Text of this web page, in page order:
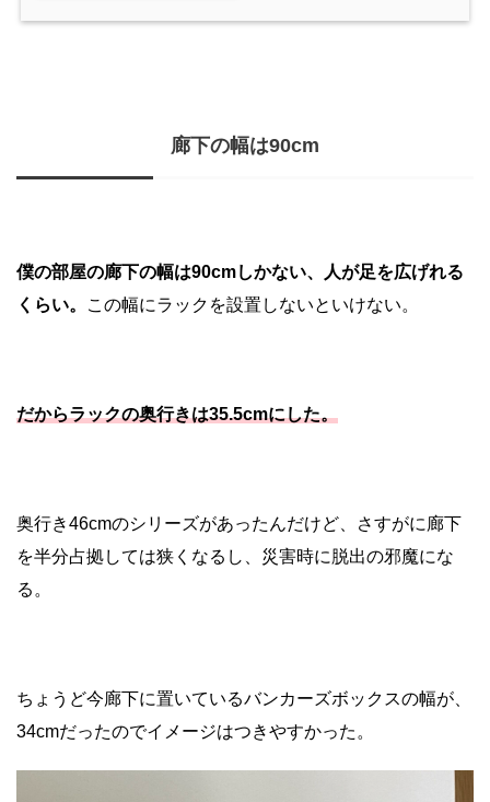
廊下の幅は90cm
僕の部屋の廊下の幅は90cmしかない、人が足を広げれる
くらい。
この幅にラックを設置しないといけない。
だからラックの奥行きは35.5cmにした。
奥行き46cmのシリーズがあったんだけど、さすがに廊下
を半分占拠しては狭くなるし、災害時に脱出の邪魔にな
る。
ちょうど今廊下に置いているバンカーズボックスの幅が、
34cmだったのでイメージはつきやすかった。